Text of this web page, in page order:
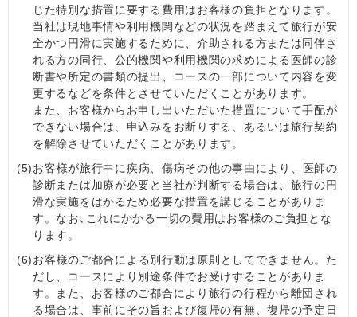
じた特別な措置に要する費用はお客様の負担となります。
当社は現地事情や利用機関などの状況を踏まえて旅行が安
全かつ円滑に実施するために、介助される方または同伴さ
れる方の同行、公的機関や利用機関の求めによる医師の診
断書や所定の書類の提出、コースの一部について内容を変
更するなどを条件とさせていただくことがあります。
また、お客様からお申し出いただいた措置について手配が
できない場合は、申込みをお断りする、あるいは旅行契約
を解除させていただくことがあります。
(5)お客様が旅行中に疾病、傷病その他の事由により、医師の
診断または加療が必要と当社が判断する場合は、旅行の円
滑な実施をはかるため必要な措置を講じることがありま
す。なお､これにかかる一切の費用はお客様のご負担とな
ります。
(6)お客様のご都合による別行動は原則としてできません。た
だし、コースにより別途条件でお受けすることがありま
す。また、お客様のご都合により旅行の行程から離団され
る場合は、事前にその旨および復帰の有無、復帰の予定日